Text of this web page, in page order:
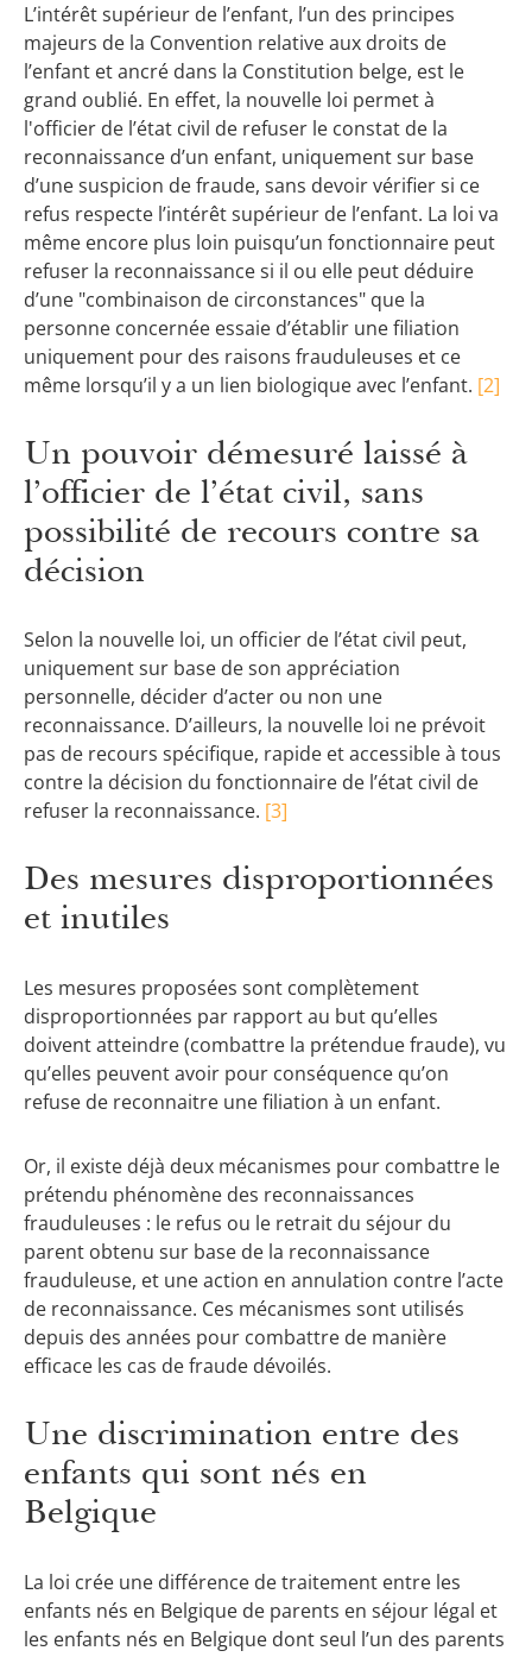
L’intérêt supérieur de l’enfant, l’un des principes
majeurs de la Convention relative aux droits de
l’enfant et ancré dans la Constitution belge, est le
grand oublié. En effet, la nouvelle loi permet à
l'officier de l’état civil de refuser le constat de la
reconnaissance d’un enfant, uniquement sur base
d’une suspicion de fraude, sans devoir vérifier si ce
refus respecte l’intérêt supérieur de l’enfant. La loi va
même encore plus loin puisqu’un fonctionnaire peut
refuser la reconnaissance si il ou elle peut déduire
d’une "combinaison de circonstances" que la
personne concernée essaie d’établir une filiation
uniquement pour des raisons frauduleuses et ce
même lorsqu’il y a un lien biologique avec l’enfant. [2]
Un pouvoir démesuré laissé à
l’officier de l’état civil, sans
possibilité de recours contre sa
décision
Selon la nouvelle loi, un officier de l’état civil peut,
uniquement sur base de son appréciation
personnelle, décider d’acter ou non une
reconnaissance. D’ailleurs, la nouvelle loi ne prévoit
pas de recours spécifique, rapide et accessible à tous
contre la décision du fonctionnaire de l’état civil de
refuser la reconnaissance. [3]
Des mesures disproportionnées
et inutiles
Les mesures proposées sont complètement
disproportionnées par rapport au but qu’elles
doivent atteindre (combattre la prétendue fraude), vu
qu’elles peuvent avoir pour conséquence qu’on
refuse de reconnaitre une filiation à un enfant.
Or, il existe déjà deux mécanismes pour combattre le
prétendu phénomène des reconnaissances
frauduleuses : le refus ou le retrait du séjour du
parent obtenu sur base de la reconnaissance
frauduleuse, et une action en annulation contre l’acte
de reconnaissance. Ces mécanismes sont utilisés
depuis des années pour combattre de manière
efficace les cas de fraude dévoilés.
Une discrimination entre des
enfants qui sont nés en
Belgique
La loi crée une différence de traitement entre les
enfants nés en Belgique de parents en séjour légal et
les enfants nés en Belgique dont seul l’un des parents